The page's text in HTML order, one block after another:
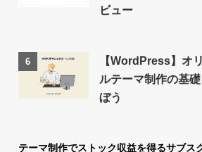
ビュー
6
【WordPress】オ
ルテーマ制作の基
ぼう
テーマ制作でストック収益を得るサブス